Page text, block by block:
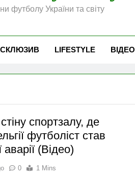
футболу України та світу
LIFESTYLE ВІДЕО
спортзалу, де
футболіст став
(Відео)
0 1 Mins